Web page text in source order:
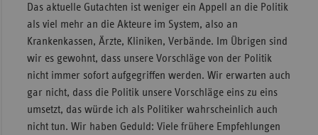
Das aktuelle Gutachten ist weniger ein Appell an die Politik
als viel mehr an die Akteure im System, also an
Krankenkassen, Ärzte, Kliniken, Verbände. Im Übrigen sind
wir es gewohnt, dass unsere Vorschläge von der Politik
nicht immer sofort aufgegriffen werden. Wir erwarten auch
gar nicht, dass die Politik unsere Vorschläge eins zu eins
umsetzt, das würde ich als Politiker wahrscheinlich auch
nicht tun. Wir haben Geduld: Viele frühere Empfehlungen